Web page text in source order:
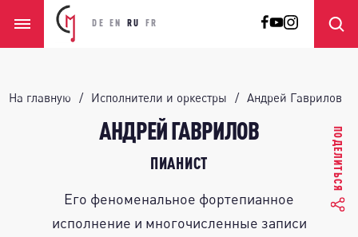
DE EN RU FR
На главную Исполнители и оркестры Андрей Гаврилов
АНДРЕЙ ГАВРИЛОВ
ПИАНИСТ
Его феноменальное фортепианное
исполнение и многочисленные записи
ПОДЕЛИТЬСЯ